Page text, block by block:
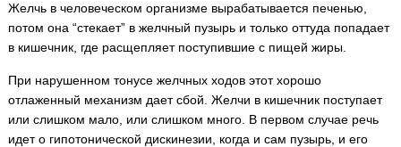
Желчь в человеческом организме вырабатывается печенью,
потом она “стекает” в желчный пузырь и только оттуда попадает
в кишечник, где расщепляет поступившие с пищей жиры.
При нарушенном тонусе желчных ходов этот хорошо
отлаженный механизм дает сбой. Желчи в кишечник поступает
или слишком мало, или слишком много. В первом случае речь
идет о гипотонической дискинезии, когда и сам пузырь, и его